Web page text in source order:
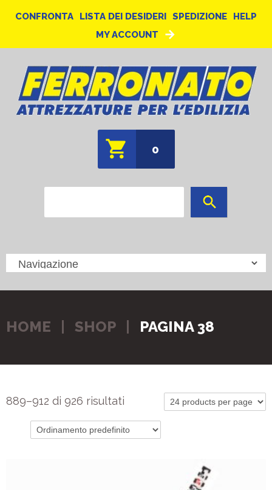
CONFRONTA LISTA DEI DESIDERI SPEDIZIONE
HELP
MY ACCOUNT
0
HOME SHOP PAGINA 38
889–912 di 926 risultati